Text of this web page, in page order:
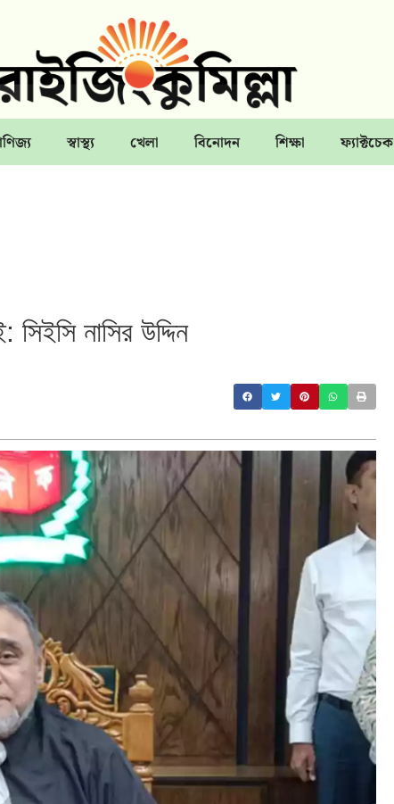
স্বাস্থ্য খেলা বিনোদন শিক্ষা ফ্যাক্টচেক
নাসির উদ্দিন